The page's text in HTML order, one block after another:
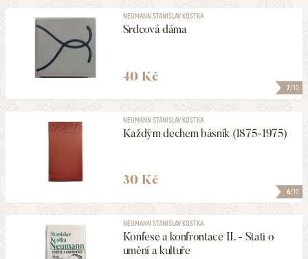
7/10
NEUMANN STANISLAV KOSTKA
Srdcová dáma
40 Kč
6/10
NEUMANN STANISLAV KOSTKA
Každým dechem básník (1875-1975)
30 Kč
NEUMANN STANISLAV KOSTKA
Konfese a konfrontace II. - Stati o
umění a kultuře